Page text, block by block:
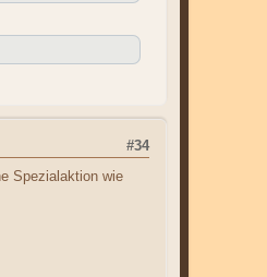
#34
Spezialaktion wie